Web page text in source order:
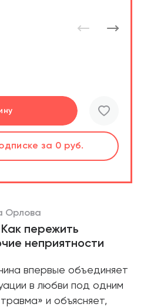
за 0 руб.
за 0 руб.
Орлова
пережить
неприятности
впервые объединяет
в любви под одним
и объясняет,